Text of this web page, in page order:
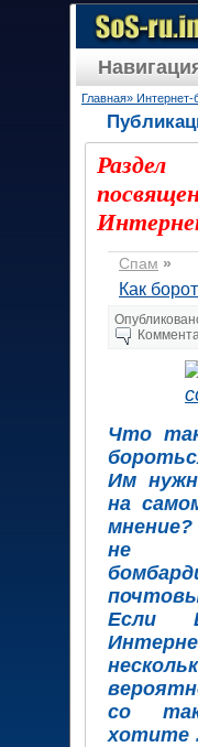
Главная» Интернет-
Раздел
Спам »
Как
Что
Им
на
не
Если
со
хотите